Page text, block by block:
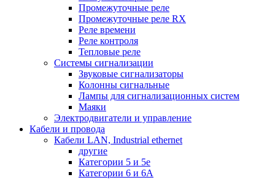
Промежуточные реле
Промежуточные реле RX
Реле времени
Реле контроля
Тепловые реле
Системы сигнализации
Звуковые сигнализаторы
Колонны сигнальные
Лампы для сигнализационных систем
Маяки
Электродвигатели и управление
Кабели и провода
Кабели LAN, Industrial ethernet
другие
Категории 5 и 5е
Категории 6 и 6A